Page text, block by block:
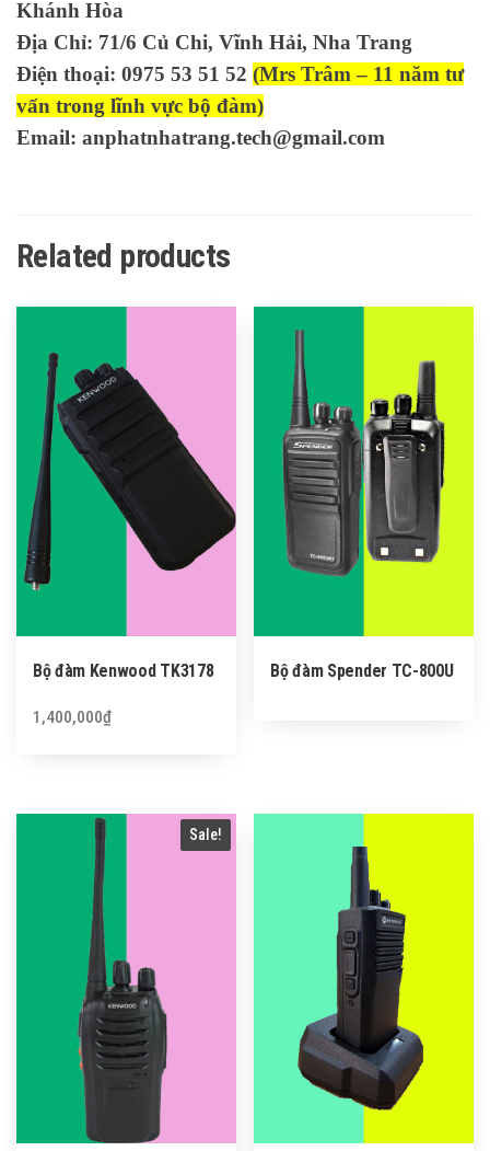
Khánh Hòa
Địa Chỉ: 71/6 Củ Chi, Vĩnh Hải, Nha Trang
Điện thoại: 0975 53 51 52 (Mrs Trâm – 11 năm tư
vấn trong lĩnh vực bộ đàm)
Email: anphatnhatrang.tech@gmail.com
Related products
Bộ đàm Kenwood TK3178
1,400,000₫
Bộ đàm Spender TC-800U
Sale!